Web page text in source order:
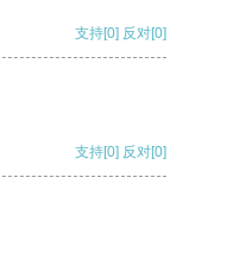
支持[0] 反对[0]
支持[0] 反对[0]